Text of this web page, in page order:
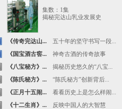
集数：1集
揭秘完达山乳业发展史
《传奇完达山... 五十年的坚守书写一段...
《国宝酒古窖... 神奇古酒的传奇故事
《八宝秘方》... 揭秘历史悠久的“八宝...
《陈氏秘方》... “陈氏秘方”创新背后...
《正月十五闹... 看看历史上是怎么样闹...
《十二生肖》... 反映中国人的大智慧